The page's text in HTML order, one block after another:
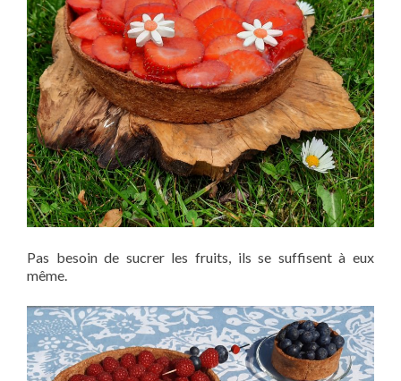
Pas besoin de sucrer les fruits, ils se suffisent à eux
même.